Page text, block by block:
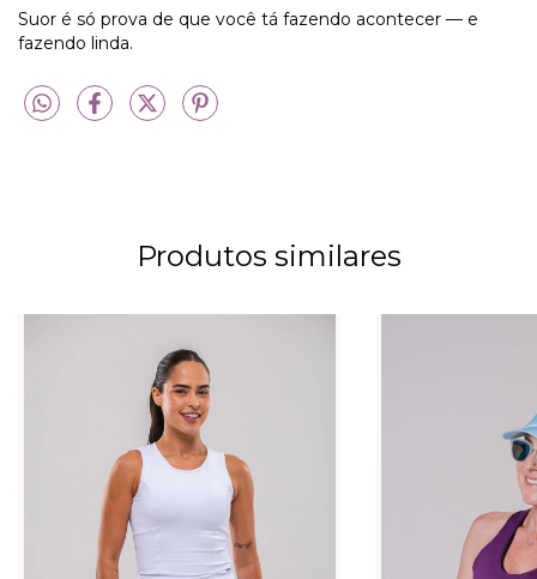
Suor é só prova de que você tá fazendo acontecer — e
fazendo linda.
Produtos similares